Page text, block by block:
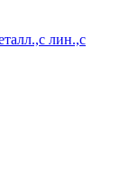
лин.,с